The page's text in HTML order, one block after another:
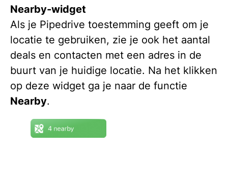
Nearby-widget
Als je Pipedrive toestemming geeft om je
locatie te gebruiken, zie je ook het aantal
deals en contacten met een adres in de
buurt van je huidige locatie. Na het klikken
op deze widget ga je naar de functie
Nearby.